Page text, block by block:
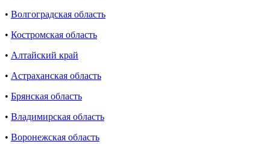
• Волгоградская область
• Костромская область
• Алтайский край
• Астраханская область
• Брянская область
• Владимирская область
• Воронежская область